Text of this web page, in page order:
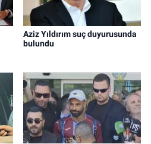
Aziz Yıldırım suç duyurusunda
bulundu